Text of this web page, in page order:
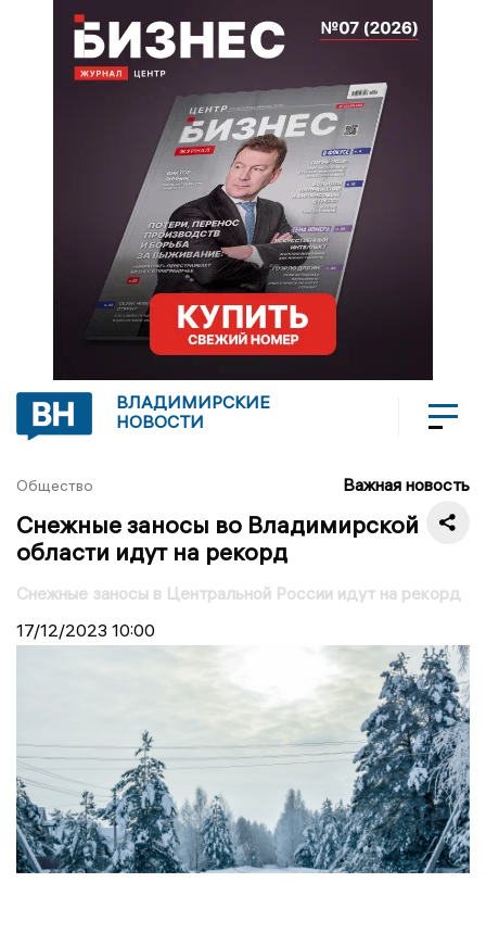
ВЛАДИМИРСКИЕ
НОВОСТИ
Общество Важная новость
Снежные заносы во Владимирской
области идут на рекорд
Снежные заносы в Центральной России идут на рекорд
17/12/2023 10:00